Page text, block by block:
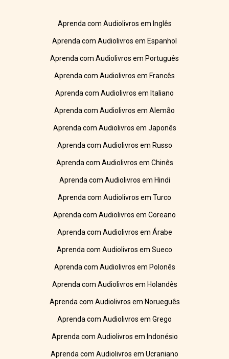
Aprenda com Audiolivros em Inglês
Aprenda com Audiolivros em Espanhol
Aprenda com Audiolivros em Português
Aprenda com Audiolivros em Francês
Aprenda com Audiolivros em Italiano
Aprenda com Audiolivros em Alemão
Aprenda com Audiolivros em Japonês
Aprenda com Audiolivros em Russo
Aprenda com Audiolivros em Chinês
Aprenda com Audiolivros em Hindi
Aprenda com Audiolivros em Turco
Aprenda com Audiolivros em Coreano
Aprenda com Audiolivros em Árabe
Aprenda com Audiolivros em Sueco
Aprenda com Audiolivros em Polonês
Aprenda com Audiolivros em Holandês
Aprenda com Audiolivros em Norueguês
Aprenda com Audiolivros em Grego
Aprenda com Audiolivros em Indonésio
Aprenda com Audiolivros em Ucraniano